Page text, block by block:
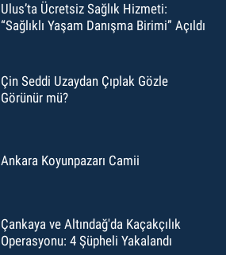
Ulus’ta Ücretsiz Sağlık Hizmeti:
“Sağlıklı Yaşam Danışma Birimi” Açıldı
Çin Seddi Uzaydan Çıplak Gözle
Görünür mü?
Ankara Koyunpazarı Camii
Çankaya ve Altındağ'da Kaçakçılık
Operasyonu: 4 Şüpheli Yakalandı